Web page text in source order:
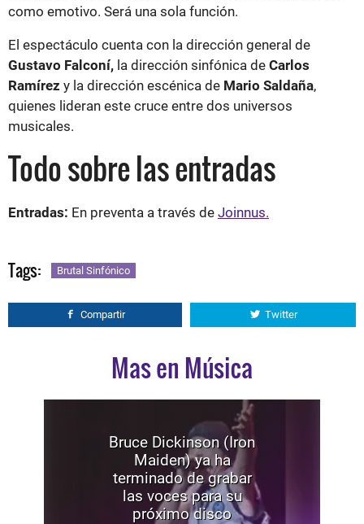
como emotivo. Será una sola función.
El espectáculo cuenta con la dirección general de
Gustavo Falconí, la dirección sinfónica de Carlos
Ramírez y la dirección escénica de Mario Saldaña,
quienes lideran este cruce entre dos universos
musicales.
Todo sobre las entradas
Entradas: En preventa a través de Joinnus.
Tags: Brutal Sinfónico
Compartir Twitter
Mas en Música
Bruce Dickinson (Iron
Maiden) ya ha
terminado de grabar
las voces para su
próximo disco